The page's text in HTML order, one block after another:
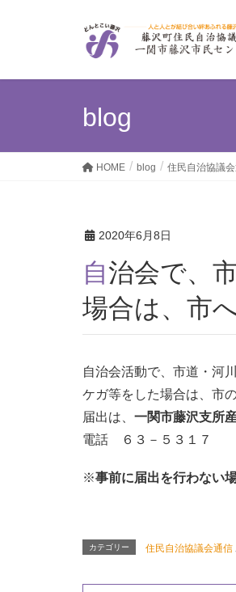
blog
HOME blog 住民自治協議
2020年6月8日
自治会で、市道・河川水路等の環境整備作業をする
場合は、市
自治会活動で、市道・河
ケガ等をした場合は、市
届出は、 一関市藤沢支所
電話 ６３－５３１７
※事前に届出を行わない
カテゴリー 住民自治協議会通信